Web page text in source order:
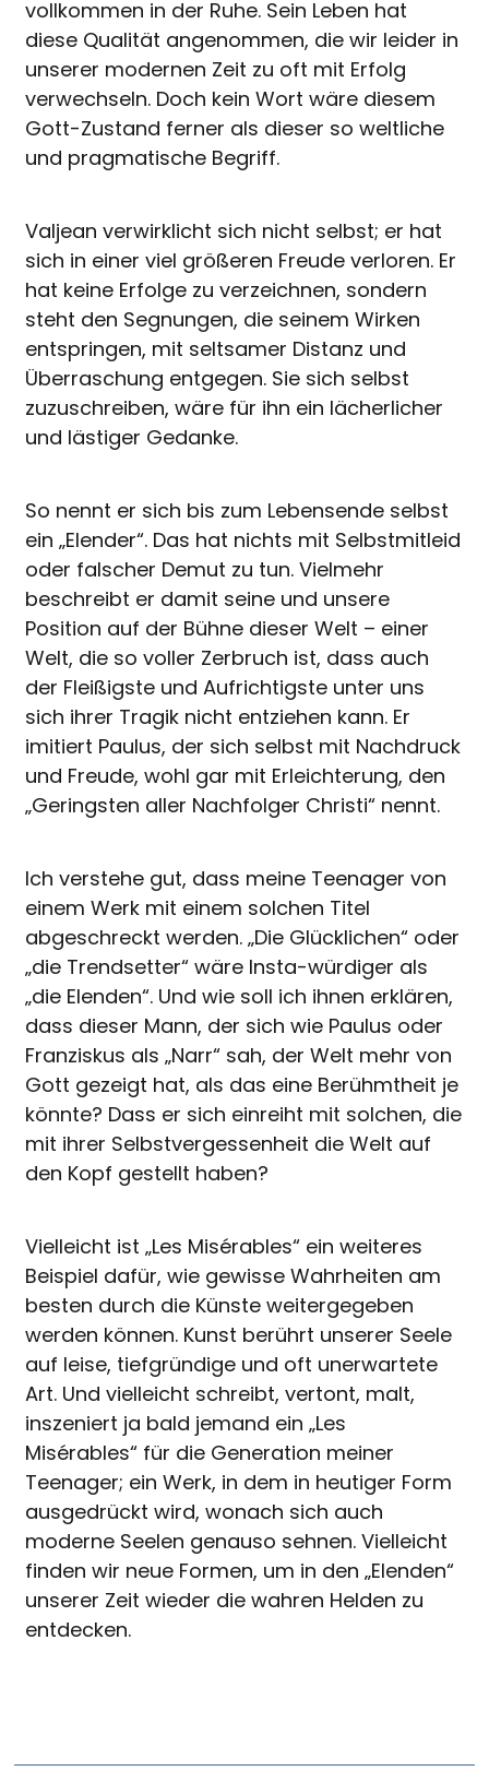
vollkommen in der Ruhe. Sein Leben hat
diese Qualität angenommen, die wir leider in
unserer modernen Zeit zu oft mit Erfolg
verwechseln. Doch kein Wort wäre diesem
Gott-Zustand ferner als dieser so weltliche
und pragmatische Begriff.
Valjean verwirklicht sich nicht selbst; er hat
sich in einer viel größeren Freude verloren. Er
hat keine Erfolge zu verzeichnen, sondern
steht den Segnungen, die seinem Wirken
entspringen, mit seltsamer Distanz und
Überraschung entgegen. Sie sich selbst
zuzuschreiben, wäre für ihn ein lächerlicher
und lästiger Gedanke.
So nennt er sich bis zum Lebensende selbst
ein „Elender“. Das hat nichts mit Selbstmitleid
oder falscher Demut zu tun. Vielmehr
beschreibt er damit seine und unsere
Position auf der Bühne dieser Welt – einer
Welt, die so voller Zerbruch ist, dass auch
der Fleißigste und Aufrichtigste unter uns
sich ihrer Tragik nicht entziehen kann. Er
imitiert Paulus, der sich selbst mit Nachdruck
und Freude, wohl gar mit Erleichterung, den
„Geringsten aller Nachfolger Christi“ nennt.
Ich verstehe gut, dass meine Teenager von
einem Werk mit einem solchen Titel
abgeschreckt werden. „Die Glücklichen“ oder
„die Trendsetter“ wäre Insta-würdiger als
„die Elenden“. Und wie soll ich ihnen erklären,
dass dieser Mann, der sich wie Paulus oder
Franziskus als „Narr“ sah, der Welt mehr von
Gott gezeigt hat, als das eine Berühmtheit je
könnte? Dass er sich einreiht mit solchen, die
mit ihrer Selbstvergessenheit die Welt auf
den Kopf gestellt haben?
Vielleicht ist „Les Misérables“ ein weiteres
Beispiel dafür, wie gewisse Wahrheiten am
besten durch die Künste weitergegeben
werden können. Kunst berührt unserer Seele
auf leise, tiefgründige und oft unerwartete
Art. Und vielleicht schreibt, vertont, malt,
inszeniert ja bald jemand ein „Les
Misérables“ für die Generation meiner
Teenager; ein Werk, in dem in heutiger Form
ausgedrückt wird, wonach sich auch
moderne Seelen genauso sehnen. Vielleicht
finden wir neue Formen, um in den „Elenden“
unserer Zeit wieder die wahren Helden zu
entdecken.